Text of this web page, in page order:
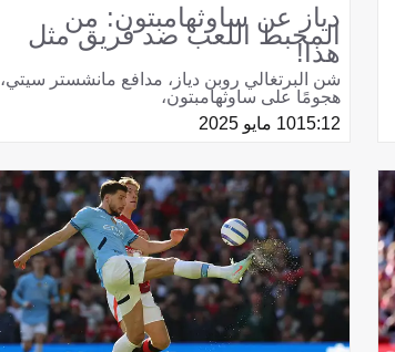
دياز عن ساوثهامبتون: من
المحبط اللعب ضد فريق مثل
هذا!
شن البرتغالي روبن دياز، مدافع مانشستر سيتي،
هجومًا على ساوثهامبتون،
15:1210 مايو 2025